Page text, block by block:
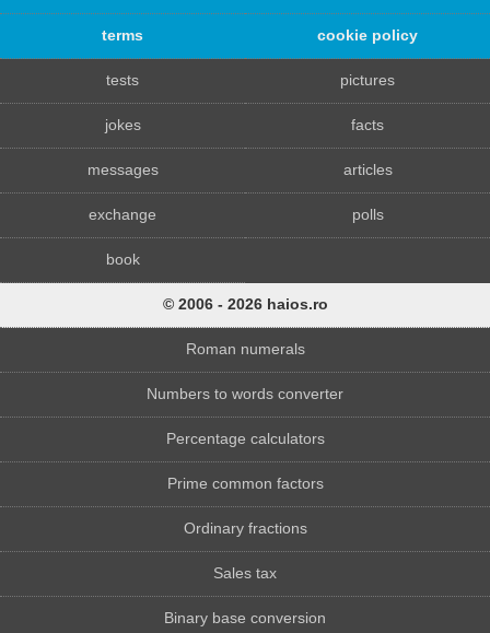
terms cookie policy
tests pictures
jokes facts
messages articles
exchange polls
book
© 2006 - 2026 haios.ro
Roman numerals
Numbers to words converter
Percentage calculators
Prime common factors
Ordinary fractions
Sales tax
Binary base conversion